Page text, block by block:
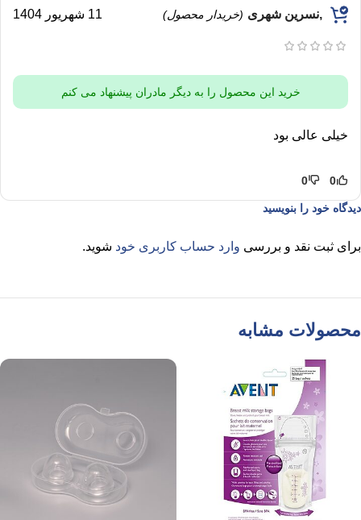
,نسرین شهری (خریدار محصول) 11 شهریور 1404
خرید این محصول را به دیگر مادران پیشنهاد می کنم
خیلی عالی بود
0
0
دیدگاه خود را بنویسید
برای ثبت نقد و بررسی وارد حساب کاربری خود شوید.
محصولات مشابه